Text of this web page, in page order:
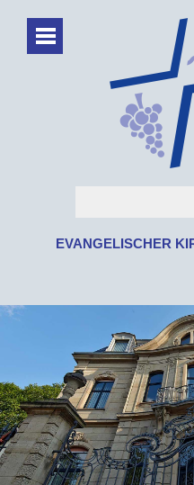
EVANGELISCHER